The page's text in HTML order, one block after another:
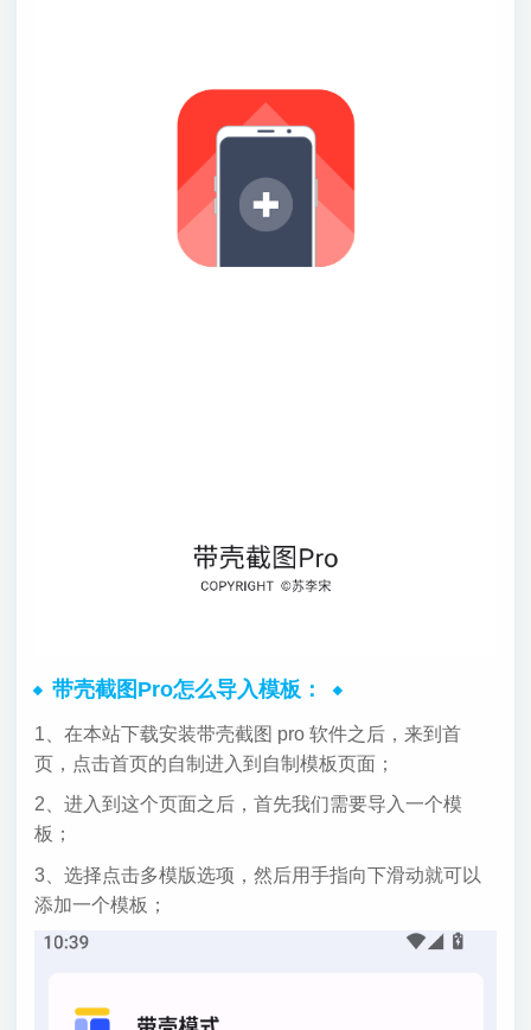
带壳截图Pro怎么导入模板：
1、在本站下载安装带壳截图 pro 软件之后，来到首
页，点击首页的自制进入到自制模板页面；
2、进入到这个页面之后，首先我们需要导入一个模
板；
3、选择点击多模版选项，然后用手指向下滑动就可以
添加一个模板；